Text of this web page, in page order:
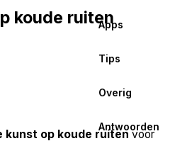
Apps
Tips
Overig
Antwoorden
koude ruiten
kunst op koude ruitenvoor